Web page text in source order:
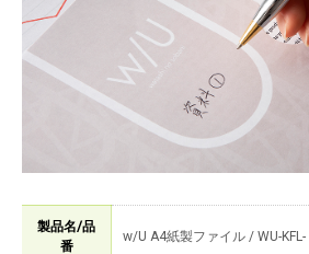
製品名/品
番
w/U A4紙製ファイル / WU-KFL-